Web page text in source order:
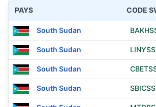
PAYS CODE
South Sudan
South Sudan
South Sudan
South Sudan